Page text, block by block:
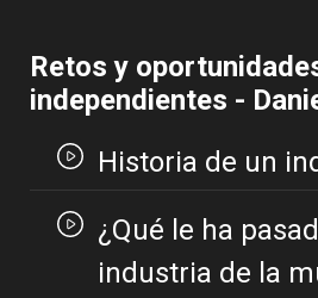
Retos y
independientes -
Historia de un
¿Qué le ha
industria de la